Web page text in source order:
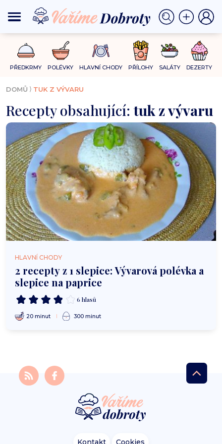
PŘEDKRMY POLÉVKY HLAVNÍ CHODY PŘÍLOHY SALÁTY DEZERTY
DOMŮ ⟩ TUK Z VÝVARU
Recepty obsahující:tuk z vývaru
HLAVNÍ CHODY
2 recepty z 1 slepice: Vývarová polévka a
slepice na paprice
6 hlasů
20 minut 300 minut
Kontakt Cookies